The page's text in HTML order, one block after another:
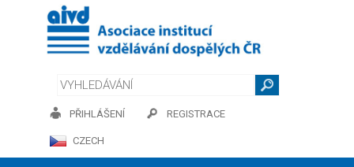
CZECH
PŘIHLÁŠENÍ REGISTRACE